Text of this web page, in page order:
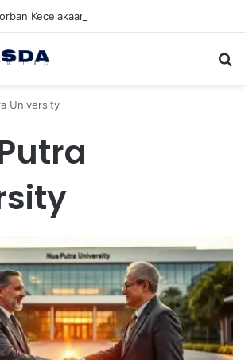
University